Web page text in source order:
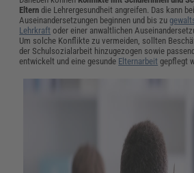
Eltern die Lehrergesundheit angreifen. Das kann
Auseinandersetzungen beginnen und bis zu
Lehrkraft oder einer anwaltlichen
Um solche Konflikte zu vermeiden, sollten
derSchulsozialarbeit hinzugezogen sowie
entwickelt und eine gesunde Elternarbeit gepflegt